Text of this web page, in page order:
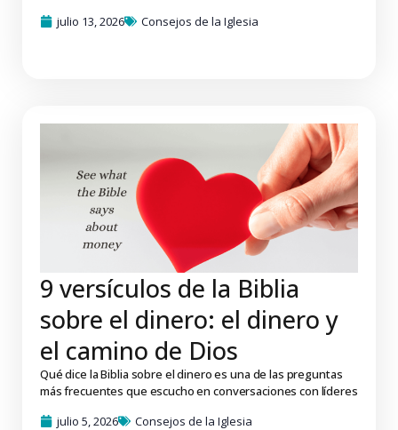
julio 13, 2026
Consejos de la Iglesia
9 versículos de la Biblia
sobre el dinero: el dinero y
el camino de Dios
Qué dice la Biblia sobre el dinero es una de las preguntas
más frecuentes que escucho en conversaciones con líderes
julio 5, 2026
Consejos de la Iglesia